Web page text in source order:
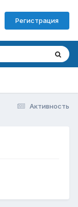
Регистрация
Активность